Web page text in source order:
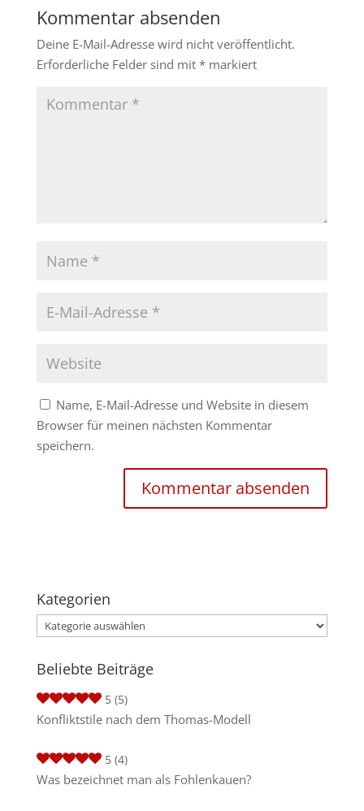
Kommentar absenden
Deine E-Mail-Adresse wird nicht veröffentlicht.
Erforderliche Felder sind mit *markiert
Name, E-Mail-Adresse und Website in diesem
Browser für meinen nächsten Kommentar
speichern.
Kategorien
Kategorien
Beliebte Beiträge
5 (5)
Konfliktstile nach dem Thomas-Modell
5 (4)
Was bezeichnet man als Fohlenkauen?